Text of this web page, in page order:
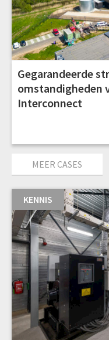
Gegarandeerde
omstandigheden
Interconnect
MEER CASES
KENNIS